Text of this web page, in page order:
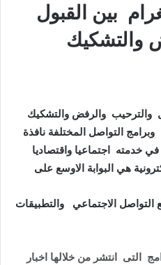
بين القبول
والتشكيك
والترحيب والرفض والتشكيك
وبرامج التواصل المختلفة نافذة
خدمته اجتماعيا واقتصاديا
هي البوابة الاوسع على
التواصل الاجتماعي والتطبيقات
التى انتشر من خلالها اخبار